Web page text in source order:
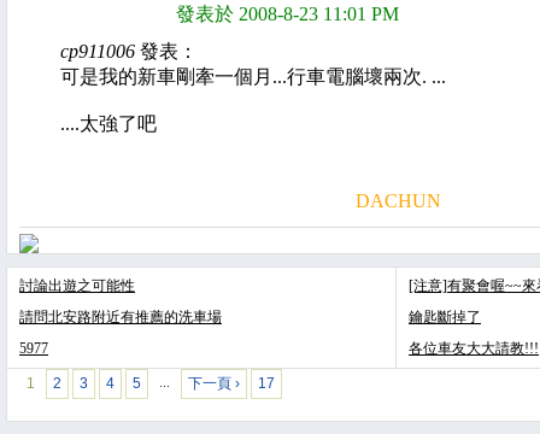
發表於 2008-8-23 11:01 PM
cp911006 發表：
可是我的新車剛牽一個月...行車電腦壞兩次. ...
....太強了吧
DACHUN
討論出遊之可能性
請問北安路附近有推薦的洗車場
5977
[注意]有聚會喔~~來
鑰匙斷掉了
各位車友大大請教!!!
1 2 3 4 5 … 下一頁 › 17